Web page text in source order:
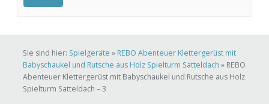
Sie sind hier: Spielgeräte » REBO Abenteuer Klettergerüst mit
Babyschaukel und Rutsche aus Holz Spielturm Satteldach » REBO
Abenteuer Klettergerüst mit Babyschaukel und Rutsche aus Holz
Spielturm Satteldach – 3